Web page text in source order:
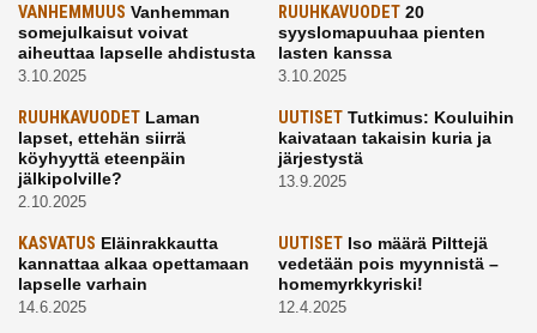
VANHEMMUUS Vanhemman
somejulkaisut voivat
aiheuttaa lapselle ahdistusta
3.10.2025
RUUHKAVUODET20
syyslomapuuhaa pienten
lasten kanssa
3.10.2025
RUUHKAVUODET Laman
lapset, ettehän siirrä
köyhyyttä eteenpäin
jälkipolville?
2.10.2025
UUTISETTutkimus: Kouluihin
kaivataan takaisin kuria ja
järjestystä
13.9.2025
KASVATUS Eläinrakkautta
kannattaa alkaa opettamaan
lapselle varhain
14.6.2025
UUTISETIso määrä Pilttejä
vedetään pois myynnistä –
homemyrkkyriski!
12.4.2025